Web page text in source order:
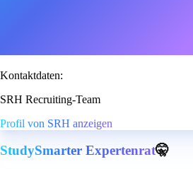
Kontaktdaten:
SRH Recruiting-Team
Profil von SRH anzeigen
StudySmarter Expertenrat🤫